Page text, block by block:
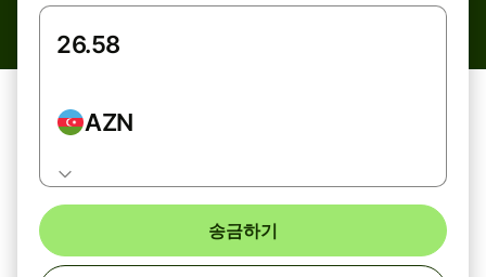
AZN
송금하기